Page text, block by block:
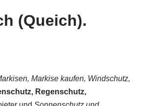
(Queich).
Markise kaufen, Windschutz,
Regenschutz,